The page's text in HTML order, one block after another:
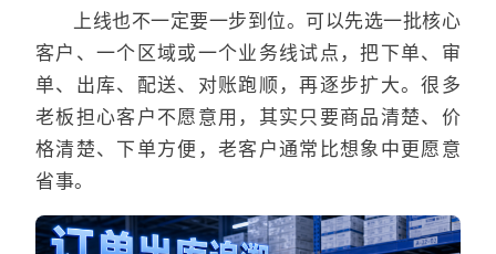
上线也不一定要一步到位。可以先选一批核心
客户、一个区域或一个业务线试点，把下单、审
单、出库、配送、对账跑顺，再逐步扩大。很多
老板担心客户不愿意用，其实只要商品清楚、价
格清楚、下单方便，老客户通常比想象中更愿意
省事。